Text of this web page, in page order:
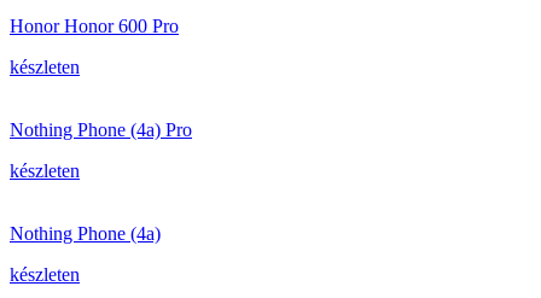
Honor Honor 600 Pro
készleten
Nothing Phone (4a) Pro
készleten
Nothing Phone (4a)
készleten